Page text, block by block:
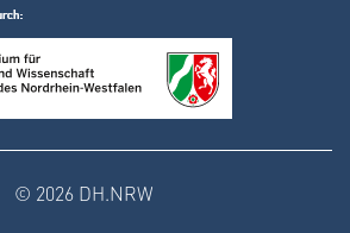
© 2026 DH.NRW